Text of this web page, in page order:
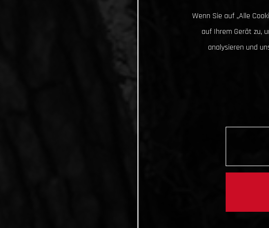
Wenn Sie auf „Alle
auf Ihrem Gerät zu,
analysieren und